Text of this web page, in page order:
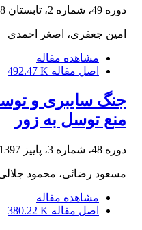
دوره 49، شماره 2، تابستان 1398، صفحه
امین جعفری، اصغر احمدی
مشاهده مقاله
اصل مقاله 492.47 K
جنگ سایبری و
منع توسل به زور
دوره 48، شماره 3، پاییز 1397، صفحه
مسعود رضائی، محمود
مشاهده مقاله
اصل مقاله 380.22 K